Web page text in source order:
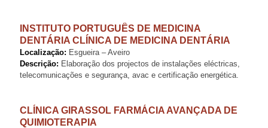
INSTITUTO PORTUGUÊS DE MEDICINA
DENTÁRIA CLÍNICA DE MEDICINA DENTÁRIA
Localização: Esgueira – Aveiro
Descrição: Elaboração dos projectos de instalações eléctricas,
telecomunicações e segurança, avac e certificação energética.
CLÍNICA GIRASSOL FARMÁCIA AVANÇADA DE
QUIMIOTERAPIA